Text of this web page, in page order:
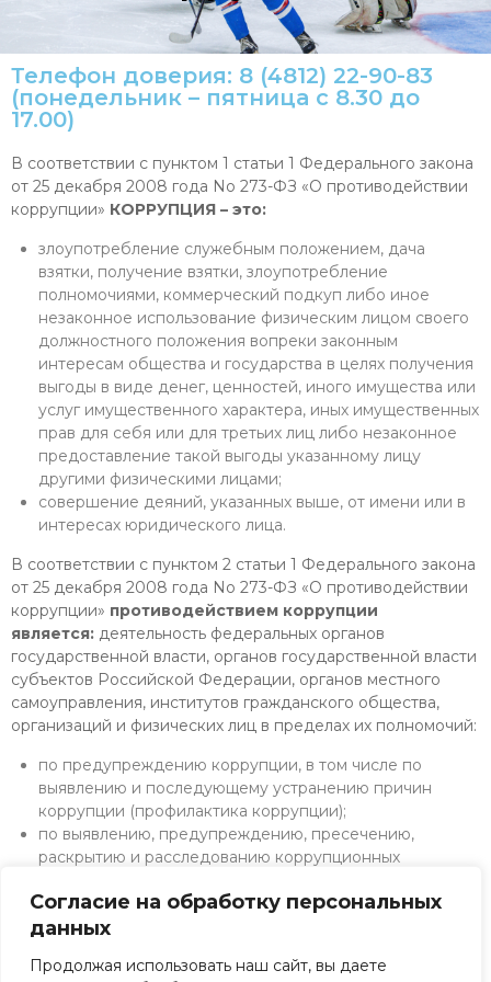
Согласие на обработку персональных
данных
Продолжая использовать наш сайт, вы даете
Телефон доверия: 8 (4812) 22-90-83
(понедельник – пятница с 8.30 до
17.00)
В соответствии с пунктом 1 статьи 1 Федерального закона
от 25 декабря 2008 года No 273-ФЗ «О противодействии
коррупции» КОРРУПЦИЯ – это:
злоупотребление служебным положением, дача
взятки, получение взятки, злоупотребление
полномочиями, коммерческий подкуп либо иное
незаконное использование физическим лицом своего
должностного положения вопреки законным
интересам общества и государства в целях получения
выгоды в виде денег, ценностей, иного имущества или
услуг имущественного характера, иных имущественных
прав для себя или для третьих лиц либо незаконное
предоставление такой выгоды указанному лицу
другими физическими лицами;
совершение деяний, указанных выше, от имени или в
интересах юридического лица.
В соответствии с пунктом 2 статьи 1 Федерального закона
от 25 декабря 2008 года No 273-ФЗ «О противодействии
коррупции» противодействием коррупции
является: деятельность федеральных органов
государственной власти, органов государственной власти
субъектов Российской Федерации, органов местного
самоуправления, институтов гражданского общества,
организаций и физических лиц в пределах их полномочий:
по предупреждению коррупции, в том числе по
выявлению и последующему устранению причин
коррупции (профилактика коррупции);
по выявлению, предупреждению, пресечению,
раскрытию и расследованию коррупционных
по минимизации и (или) ликвидации последствий
коррупционных правонарушений.
Если Вы считаете, что Вам стали известны факты